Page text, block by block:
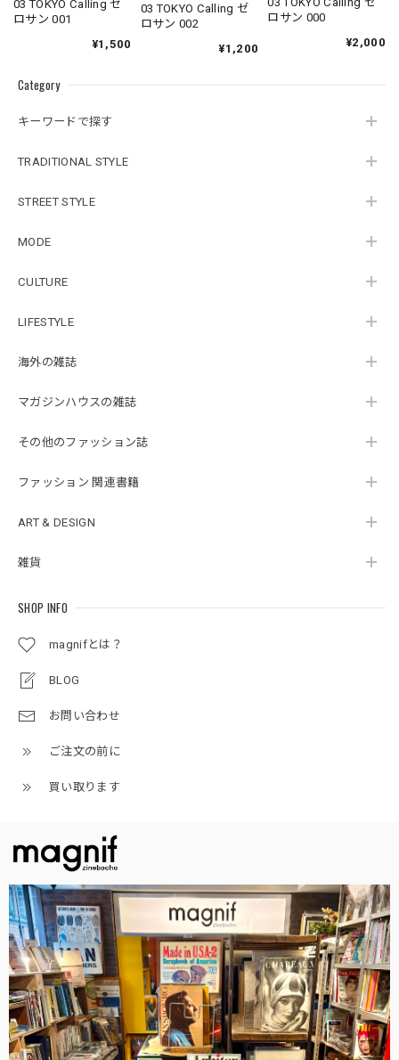
Category
キーワードで探す
TRADITIONAL STYLE
STREET STYLE
MODE
CULTURE
LIFESTYLE
海外の雑誌
マガジンハウスの雑誌
その他のファッション誌
ファッション 関連書籍
ART & DESIGN
雑貨
SHOP INFO
magnifとは？
BLOG
お問い合わせ
ご注文の前に
買い取ります
03 TOKYO Calling ゼ
ロサン 001
¥1,500
03 TOKYO Calling ゼ
ロサン 002
¥1,200
ロサン 000
¥2,000